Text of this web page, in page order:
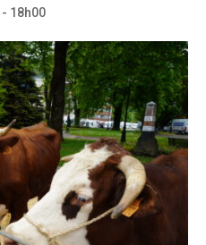
- 18h00